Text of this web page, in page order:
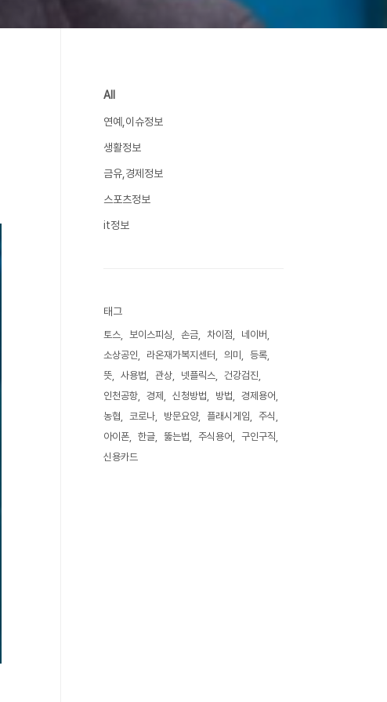
All
연예,이슈정보
생활정보
금유,경제정보
스포츠정보
it정보
태그
토스 보이스피싱 손금 차이점
네이버
소상공인
라온재가복지센터 의미
등록
뜻
사용법 관상 넷플릭스
건강검진
인천공항
경제 신청방법 방법
경제용어
농협
코로나 방문요양 플래시게임
주식
아이폰
한글 뚫는법 주식용어
구인구직
신용카드